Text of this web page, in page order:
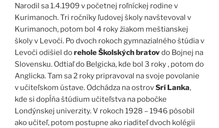
Narodil sa 1.4.1909 v početnej roľníckej rodine v
Kurimanoch. Tri ročníky ľudovej školy navštevoval v
Kurimanoch, potom bol 4 roky žiakom meštianskej
školy v Levoči. Po dvoch rokoch gymnazialného štúdia v
Levoči odišiel dorehole Školských bratovdo Bojnej na
Slovensku. Odtiaľ do Belgicka, kde bol 3 roky , potom do
Anglicka. Tam sa 2 roky pripravoval na svoje povolanie
v učiteľskom ústave. Odchádza na ostrovSrí Lanka,
kde si dopĺňa štúdium učiteľstva na pobočke
Londýnskej univerzity. V rokoch 1928 – 1946 pôsobil
ako učiteľ, potom postupne ako riaditeľ dvoch kolégii